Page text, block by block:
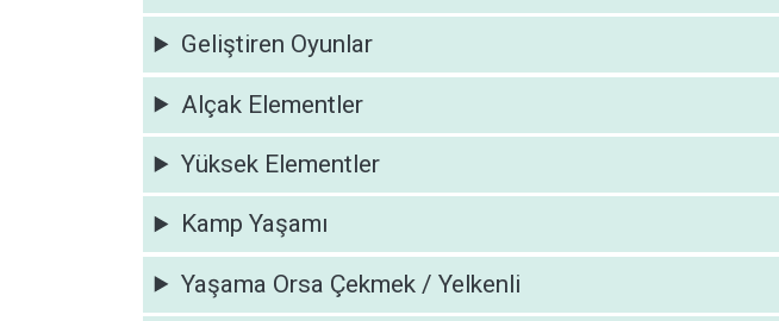
Geliştiren Oyunlar
Alçak Elementler
Yüksek Elementler
Kamp Yaşamı
Yaşama Orsa Çekmek / Yelkenli